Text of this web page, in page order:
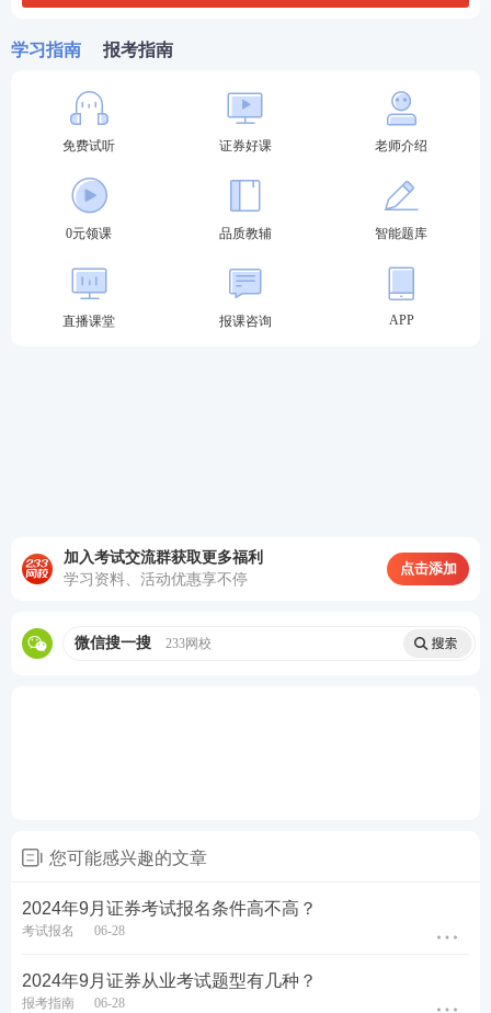
考后除关注真题答案，想必大家还想知道证券从业合
格分数线。考生可点击查看证券从业考试成绩合格分
数线>>
以下为证券从业考试成绩查询方式，考生可提前收藏
入口：
方式一： 233网校证券考试成绩查询快速通道
查分网址： https://wx.233.com/u/hook/23.html
查询方法：点击“从业人员”—点击“考试成绩查询”—
推荐： 证券从业考试精品资料汇总
考后关注：证券真题答案|真题估分
学习指南 报考指南
免费试听 证券好课 老师介绍
0元领课 品质教辅 智能题库
直播课堂 报课咨询 APP
加入考试交流群获取更多福利
学习资料、活动优惠享不停
点击添加
微信搜一搜 233网校
您可能感兴趣的文章
2024年9月证券考试报名条件高不高？
考试报名 06-28
2024年9月证券从业考试题型有几种？
报考指南 06-28